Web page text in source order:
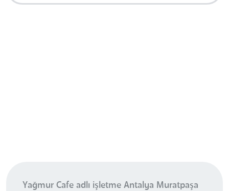
Yağmur Cafe adlı işletme Antalya Muratpaşa